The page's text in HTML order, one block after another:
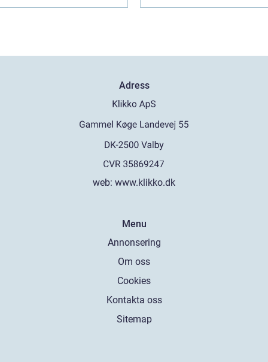
Adress
web: www.klikko.dk
Menu
Annonsering
Om oss
Cookies
Kontakta oss
Sitemap